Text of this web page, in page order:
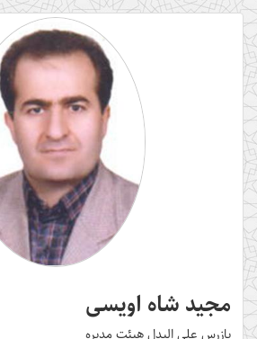
مجید شاه اویسی
بازرس علی البدل هیئت مدیره